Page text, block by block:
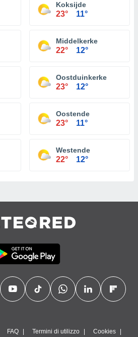
Koksijde
23° 11°
Middelkerke
22° 12°
Oostduinkerke
23° 12°
Oostende
23° 11°
Westende
22° 12°
FAQ Termini di utilizzo Cookies